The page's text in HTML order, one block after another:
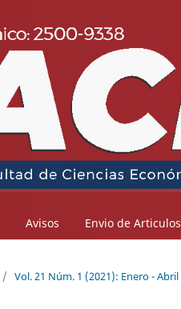
Avisos Envio de Articulos
/ Vol. 21 Núm. 1 (2021): Enero - Abril